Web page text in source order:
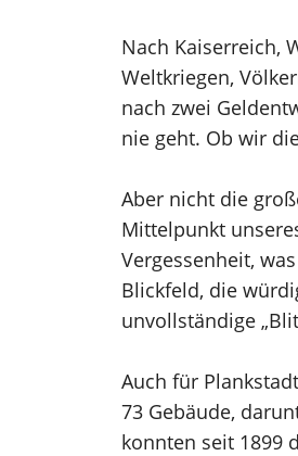
Nach Kaiserreich,
Weltkriegen,
nach zwei
nie geht. Ob wir
Aber nicht die
Mittelpunkt
Vergessenheit,
Blickfeld, die
unvollständige
Auch für
73 Gebäude,
konnten seit 1899